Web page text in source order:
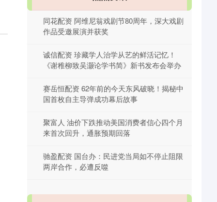
同花配资 阿维尼翁戏剧节80周年，深大戏剧
作品受邀展演并获奖
诚信配资 珍藏学人治学从艺的鲜活记忆！
《谢稚柳致吴灏论学书简》新书发布会举办
赛岳恒配资 62年前的今天东风破晓！揭秘中
国首枚自主导弹成功幕后故事
聚富人 油价下跌推动美国消费者信心四个月
来首次回升，通胀预期回落
驰盈配资 国台办：民进党当局如不停止阻限
两岸合作，必遭反噬